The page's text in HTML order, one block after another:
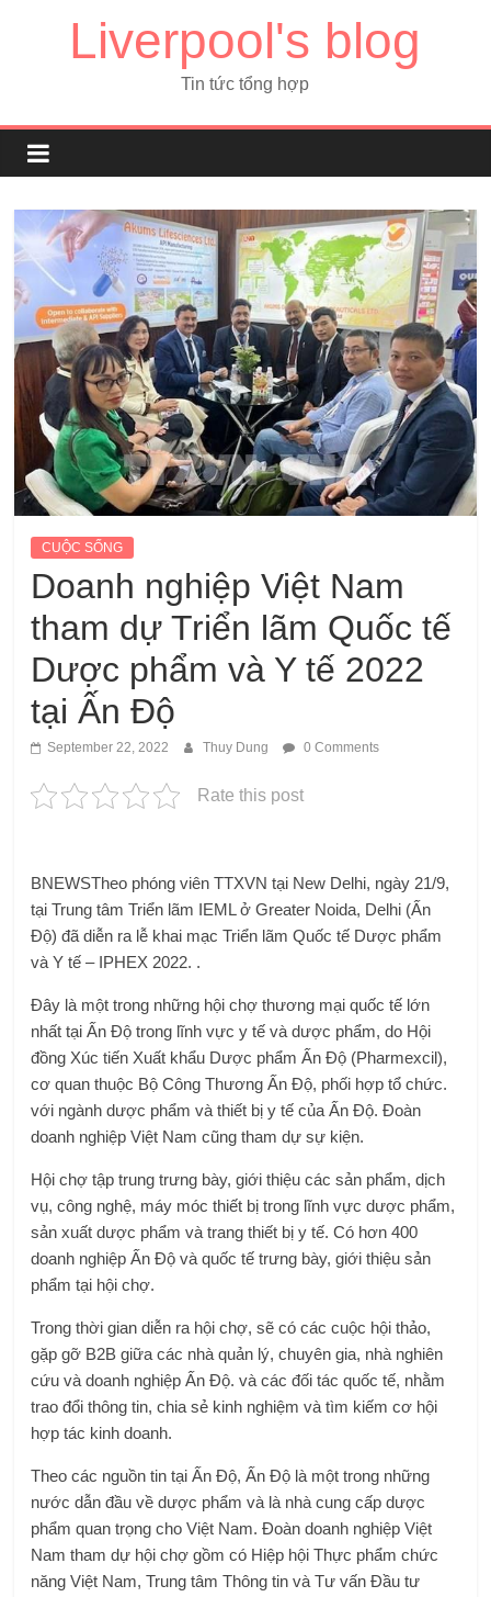
Liverpool's blog
Tin tức tổng hợp
CUỘC SỐNG
Doanh nghiệp Việt Nam
tham dự Triển lãm Quốc tế
Dược phẩm và Y tế 2022
tại Ấn Độ
September 22, 2022 Thuy Dung 0 Comments
Rate this post
BNEWSTheo phóng viên TTXVN tại New Delhi, ngày 21/9,
tại Trung tâm Triển lãm IEML ở Greater Noida, Delhi (Ấn
Độ) đã diễn ra lễ khai mạc Triển lãm Quốc tế Dược phẩm
và Y tế – IPHEX 2022. .
Đây là một trong những hội chợ thương mại quốc tế lớn
nhất tại Ấn Độ trong lĩnh vực y tế và dược phẩm, do Hội
đồng Xúc tiến Xuất khẩu Dược phẩm Ấn Độ (Pharmexcil),
cơ quan thuộc Bộ Công Thương Ấn Độ, phối hợp tổ chức.
với ngành dược phẩm và thiết bị y tế của Ấn Độ. Đoàn
doanh nghiệp Việt Nam cũng tham dự sự kiện.
Hội chợ tập trung trưng bày, giới thiệu các sản phẩm, dịch
vụ, công nghệ, máy móc thiết bị trong lĩnh vực dược phẩm,
sản xuất dược phẩm và trang thiết bị y tế. Có hơn 400
doanh nghiệp Ấn Độ và quốc tế trưng bày, giới thiệu sản
phẩm tại hội chợ.
Trong thời gian diễn ra hội chợ, sẽ có các cuộc hội thảo,
gặp gỡ B2B giữa các nhà quản lý, chuyên gia, nhà nghiên
cứu và doanh nghiệp Ấn Độ. và các đối tác quốc tế, nhằm
trao đổi thông tin, chia sẻ kinh nghiệm và tìm kiếm cơ hội
hợp tác kinh doanh.
Theo các nguồn tin tại Ấn Độ, Ấn Độ là một trong những
nước dẫn đầu về dược phẩm và là nhà cung cấp dược
phẩm quan trọng cho Việt Nam. Đoàn doanh nghiệp Việt
Nam tham dự hội chợ gồm có Hiệp hội Thực phẩm chức
năng Việt Nam, Trung tâm Thông tin và Tư vấn Đầu tư